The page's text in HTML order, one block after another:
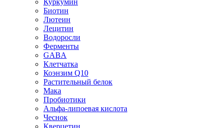
Биотин
Лютеин
Лецитин
Водоросли
Ферменты
GABA
Клетчатка
Коэнзим Q10
Растительный белок
Мака
Пробиотики
Альфа-липоевая кислота
Чеснок
Кверцетин